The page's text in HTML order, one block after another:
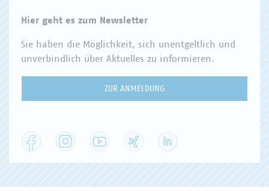
Hier geht es zum Newsletter
Sie haben die Möglichkeit, sich unentgeltlich und
unverbindlich über Aktuelles zu informieren.
ZUR ANMELDUNG
Facebook Instagram YouTube